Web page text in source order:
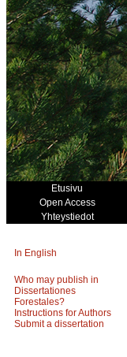
Etusivu
Open Access
Yhteystiedot
In English
Who may publish in
Dissertationes
Forestales?
Instructions for Authors
Submit a dissertation